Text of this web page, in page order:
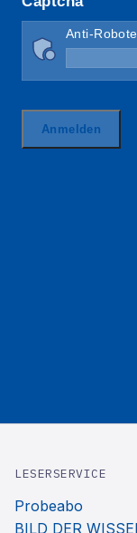
LESERSERVICE
Probeabo
BILD DER